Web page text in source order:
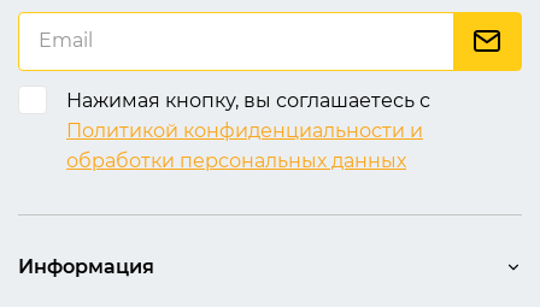
Нажимая кнопку, вы соглашаетесь с
Политикой конфиденциальности и
обработки персональных данных
Информация